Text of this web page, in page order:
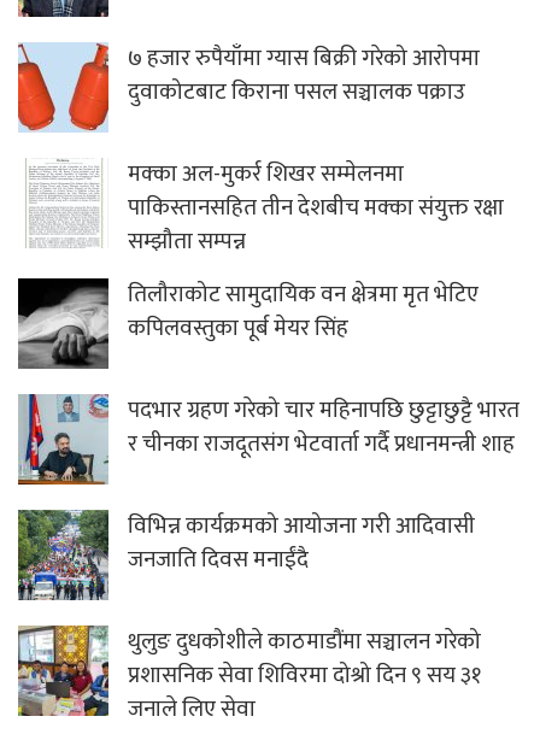
७ हजार रुपैयाँमा ग्यास बिक्री गरेको आरोपमा
दुवाकोटबाट किराना पसल सञ्चालक पक्राउ
मक्का अल-मुकर्र शिखर सम्मेलनमा
पाकिस्तानसहित तीन देशबीच मक्का संयुक्त रक्षा
सम्झौता सम्पन्न
तिलौराकोट सामुदायिक वन क्षेत्रमा मृत भेटिए
कपिलवस्तुका पूर्ब मेयर सिंह
पदभार ग्रहण गरेको चार महिनापछि छुट्टाछुट्टै भारत
र चीनका राजदूतसंग भेटवार्ता गर्दै प्रधानमन्त्री शाह
विभिन्न कार्यक्रमको आयोजना गरी आदिवासी
जनजाति दिवस मनाईंदै
थुलुङ दुधकोशीले काठमाडौंमा सञ्चालन गरेको
प्रशासनिक सेवा शिविरमा दोश्रो दिन ९ सय ३१
जनाले लिए सेवा